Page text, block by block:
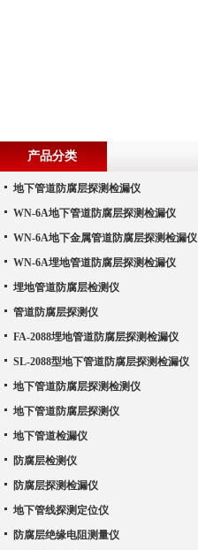
产品分类
地下管道防腐层探测检漏仪
WN-6A地下管道防腐层探测检漏仪
WN-6A地下金属管道防腐层探测检漏仪
WN-6A埋地管道防腐层探测检漏仪
埋地管道防腐层检测仪
管道防腐层探测仪
FA-2088埋地管道防腐层探测检漏仪
SL-2088型地下管道防腐层探测检漏仪
地下管道防腐层探测检测仪
地下管道防腐层探测仪
地下管道检漏仪
防腐层检测仪
防腐层探测检漏仪
地下管线探测定位仪
防腐层绝缘电阻测量仪